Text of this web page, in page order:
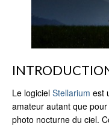
Le logiciel Stellarium est
amateur autant que
photo nocturne du ciel.